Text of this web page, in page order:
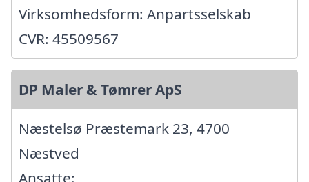
Virksomhedsform: Anpartsselskab
CVR: 45509567
DP Maler & Tømrer ApS
Næstelsø Præstemark 23, 4700
Næstved